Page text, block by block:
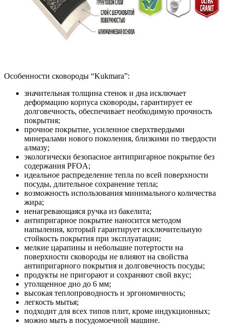
Особенности сковороды “Kukmara”:
значительная толщина стенок и дна исключает
деформацию корпуса сковороды, гарантирует ее
долговечность, обеспечивает необходимую прочность
покрытия;
прочное покрытие, усиленное сверхтвердыми
минералами нового поколения, близкими по твердости
алмазу;
экологически безопасное антипригарное покрытие без
содержания PFOA;
идеальное распределение тепла по всей поверхности
посуды, длительное сохранение тепла;
возможность использования минимального количества
жира;
ненагревающаяся ручка из бакелита;
антипригарное покрытие наносится методом
напыления, который гарантирует исключительную
стойкость покрытия при эксплуатации;
мелкие царапины и небольшие потертости на
поверхности сковороды не влияют на свойства
антипригарного покрытия и долговечность посуды;
продукты не пригорают и сохраняют свой вкус;
утолщенное дно до 6 мм;
высокая теплопроводность и эргономичность;
легкость мытья;
подходит для всех типов плит, кроме индукционных;
можно мыть в посудомоечной машине.